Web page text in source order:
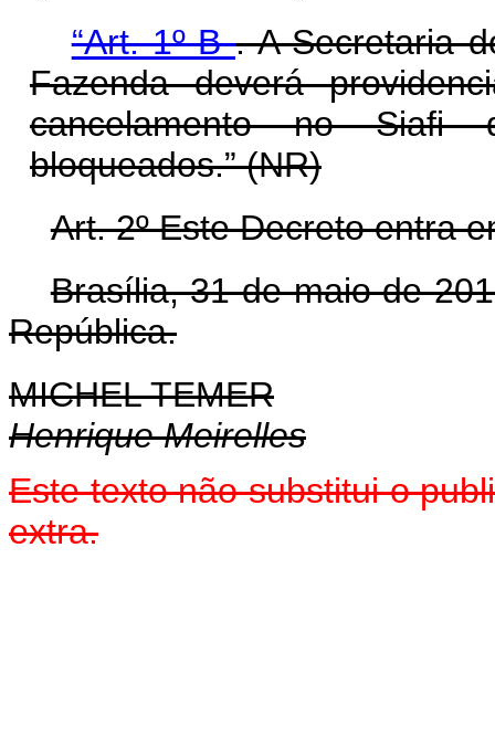
“Art. 1º-B. A Secretaria
Fazenda deverá
cancelamento no Siafi
bloqueados.” (NR)
Art. 2º Este Decreto entra
Brasília, 31 de maio de
República.
MICHEL TEMER
Henrique Meirelles
Este texto não substitui o
extra.